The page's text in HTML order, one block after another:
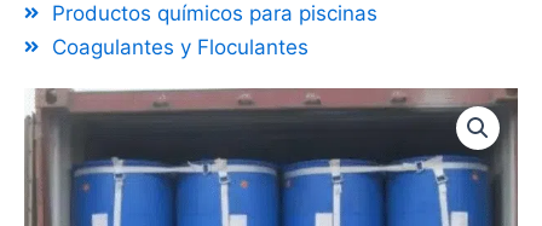
Productos químicos para piscinas
Coagulantes y Floculantes